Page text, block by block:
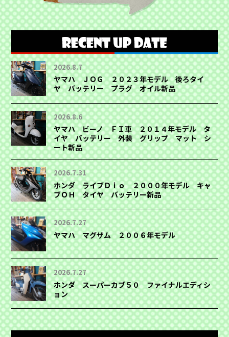
2026.8.7
ヤマハ ＪＯＧ ２０２３年モデル 後ろタイ
ヤ バッテリー プラグ オイル新品
2026.8.6
ヤマハ ビーノ ＦＩ車 ２０１４年モデル タ
イヤ バッテリー 外装 グリップ マット シ
ート新品
2026.7.31
ホンダ ライブＤｉｏ ２０００年モデル キャ
ブＯＨ タイヤ バッテリー新品
2026.7.27
ヤマハ マグザム ２００６年モデル
2026.7.27
ホンダ スーパーカブ５０ ファイナルエディシ
ョン